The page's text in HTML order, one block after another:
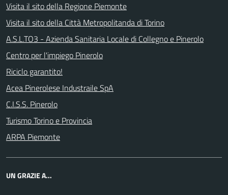
Visita il sito della Regione Piemonte
Visita il sito della Città Metropolitanda di Torino
A.S.L.TO3 - Azienda Sanitaria Locale di Collegno e Pinerolo
Centro per l'impiego Pinerolo
Riciclo garantito!
Acea Pinerolese Industraile SpA
C.I.S.S. Pinerolo
Turismo Torino e Provincia
ARPA Piemonte
UN GRAZIE A...